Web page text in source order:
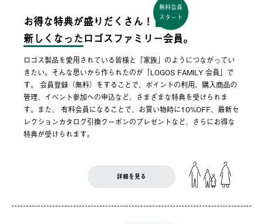
お得な特典が盛りだくさん！
無料会員
スタート
新しくなった ロゴスファミリー会員。
ロゴス製品を愛用されている皆様と「家族」のようにつながってい
きたい。そんな思いから作られたのが「LOGOS FAMILY 会員」で
す。 会員登録（無料）をすることで、ポイントの利用、購入商品の
管理、イベント参加への申込など、さまざまな特典を受けられま
す。また、 有料会員になることで、お買い物時に10%OFF、最新セ
レクションカタログ引換クーポンのプレゼントなど、さらにお得な
特典が受けられます。
詳細を見る